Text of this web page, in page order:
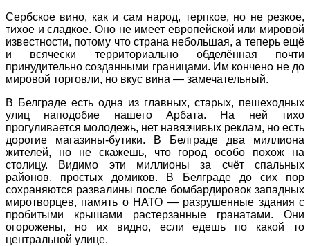
Сербское вино, как и сам народ, терпкое, но не резкое,
тихое и сладкое. Оно не имеет европейской или мировой
известности, потому что страна небольшая, а теперь ещё
и всячески территориально обделённая почти
принудительно созданными границами. Им кончено не до
мировой торговли, но вкус вина — замечательный.
В Белграде есть одна из главных, старых, пешеходных
улиц наподобие нашего Арбата. На ней тихо
прогуливается молодежь, нет навязчивых реклам, но есть
дорогие магазины-бутики. В Белграде два миллиона
жителей, но не скажешь, что город особо похож на
столицу. Видимо эти миллионы за счёт спальных
районов, простых домиков. В Белграде до сих пор
сохраняются развалины после бомбардировок западных
миротворцев, память о НАТО — разрушенные здания с
пробитыми крышами растерзанные гранатами. Они
огорожены, но их видно, если едешь по какой то
центральной улице.